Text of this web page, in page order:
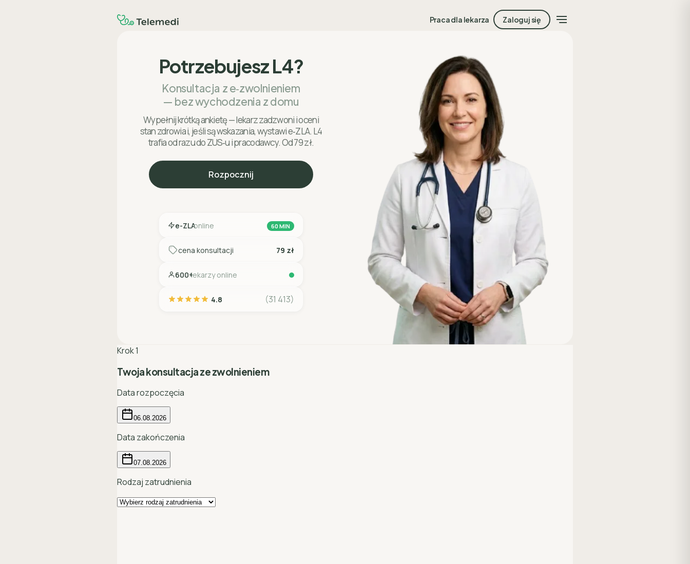
Praca dla lekarza Zaloguj się
Potrzebujesz L4?
Konsultacja z e‑zwolnieniem
— bez wychodzenia z domu
Wypełnij krótką ankietę — lekarz zadzwoni i oceni
stan zdrowia i, jeśli są wskazania, wystawi e‑ZLA. L4
trafia od razu do ZUS‑u i pracodawcy. Od 79 zł.
Rozpocznij
e-ZLAonline 60 MIN
cena konsultacji 79 zł
600+lekarzy online
4.8 (31 413)